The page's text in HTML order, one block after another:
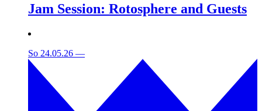
Jam Session: Rotosphere and Guests
So 24.05.26 —